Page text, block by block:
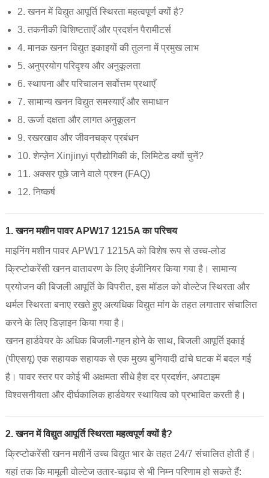
2. खनन में विद्युत आपूर्ति स्थिरता महत्वपूर्ण क्यों है?
3. तकनीकी विशिष्टताएँ और प्रदर्शन पैरामीटर्स
4. मानक खनन विद्युत इकाइयों की तुलना में प्रमुख लाभ
5. अनुप्रयोग परिदृश्य और अनुकूलता
6. स्थापना और परिचालन सर्वोत्तम प्रथाएँ
7. सामान्य खनन विद्युत समस्याएँ और समाधान
8. ऊर्जा दक्षता और लागत अनुकूलन
9. रखरखाव और जीवनचक्र प्रबंधन
10. शेन्ज़ेन Xinjinyi प्रौद्योगिकी कं, लिमिटेड क्यों चुनें?
11. अक्सर पूछे जाने वाले प्रश्न (FAQ)
12. निष्कर्ष
1. खनन मशीन पावर APW17 1215A का परिचय
माइनिंग मशीन पावर APW17 1215A को विशेष रूप से उच्च-लोड
क्रिप्टोकरेंसी खनन वातावरण के लिए इंजीनियर किया गया है। सामान्य
प्रयोजन की बिजली आपूर्ति के विपरीत, इस मॉडल को वोल्टेज स्थिरता और
थर्मल स्थिरता बनाए रखते हुए अत्यधिक विद्युत मांग के तहत लगातार संचालित
करने के लिए डिज़ाइन किया गया है।
खनन हार्डवेयर के अधिक बिजली-गहन होने के साथ, बिजली आपूर्ति इकाई
(पीएसयू) एक सहायक सहायक से एक मुख्य बुनियादी ढांचे घटक में बदल गई
है। पावर स्तर पर कोई भी अक्षमता सीधे हैश दर प्रदर्शन, अपटाइम
विश्वसनीयता और दीर्घकालिक हार्डवेयर स्थायित्व को प्रभावित करती है।
2. खनन में विद्युत आपूर्ति स्थिरता महत्वपूर्ण क्यों है?
क्रिप्टोकरेंसी खनन मशीनें उच्च विद्युत भार के तहत 24/7 संचालित होती हैं।
यहां तक ​​कि मामूली वोल्टेज उतार-चढ़ाव से भी निम्न परिणाम हो सकते हैं: